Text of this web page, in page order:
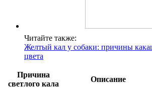
Читайте также:
Желтый кал у собаки: причины
цвета
Причина
светлого кала
Описание